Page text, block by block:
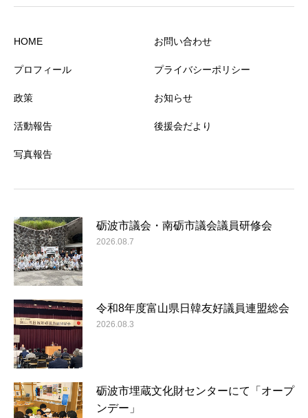
HOME
プロフィール
政策
活動報告
写真報告
お問い合わせ
プライバシーポリシー
お知らせ
後援会だより
砺波市議会・南砺市議会議員研修会
2026.08.7
令和8年度富山県日韓友好議員連盟総会
2026.08.3
砺波市埋蔵文化財センターにて「オープ
ンデー」